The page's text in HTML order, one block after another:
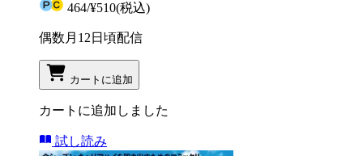
464/¥510(税込)
偶数月12日頃配信
カートに追加
カートに追加しました
試し読み